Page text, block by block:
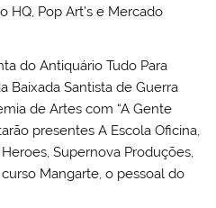
HQ, Pop Art’s e Mercado
do Antiquário Tudo Para
Baixada Santista de Guerra
de Artes com “A Gente
presentes A Escola Oficina,
Supernova Produções,
Mangarte, o pessoal do